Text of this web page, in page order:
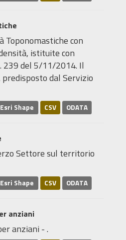
Toponomastiche con
istituite con
239 del 5/11/2014. Il
dal Servizio
Esri Shape CSV ODATA
Settore sul territorio
Esri Shape CSV ODATA
anziani
anziani - .